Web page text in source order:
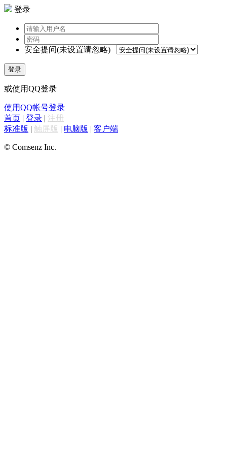
登录
安全提问(未设置请忽略)
登录
或使用QQ登录
使用QQ帐号登录
首页 | 登录 | 注册
标准版 | 触屏版 | 电脑版 | 客户端
© Comsenz Inc.